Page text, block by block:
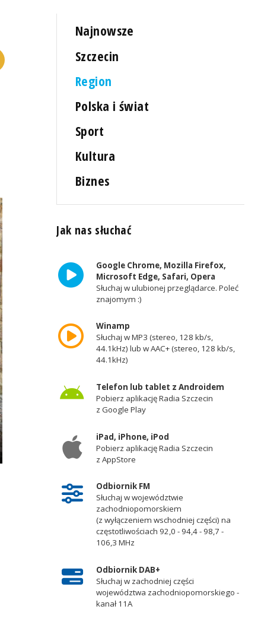
Najnowsze
Szczecin
Region
Polska i świat
Sport
Kultura
Biznes
Jak nas słuchać
Google Chrome, Mozilla Firefox,
Microsoft Edge, Safari, Opera
Słuchaj w ulubionej przeglądarce. Poleć
znajomym :)
Winamp
Słuchaj w MP3 (stereo, 128 kb/s,
44.1kHz) lub w AAC+ (stereo, 128 kb/s,
44.1kHz)
Telefon lub tablet z Androidem
Pobierz aplikację Radia Szczecin
z Google Play
iPad, iPhone, iPod
Pobierz aplikację Radia Szczecin
z AppStore
Odbiornik FM
Słuchaj w województwie
zachodniopomorskiem
(z wyłączeniem wschodniej części) na
częstotliwościach 92,0 - 94,4 - 98,7 -
106,3 MHz
Odbiornik DAB+
Słuchaj w zachodniej części
województwa zachodniopomorskiego -
kanał 11A